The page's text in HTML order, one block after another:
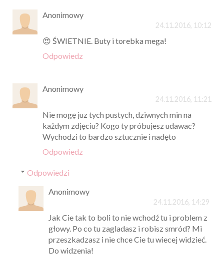
Anonimowy
24.11.2016, 10:12
😍 ŚWIETNIE. Buty i torebka mega!
Odpowiedz
Anonimowy
24.11.2016, 11:21
Nie mogę juz tych pustych, dziwnych min na
każdym zdjęciu? Kogo ty próbujesz udawac?
Wychodzi to bardzo sztucznie i nadęto
Odpowiedz
Odpowiedzi
Anonimowy
24.11.2016, 14:29
Jak Cie tak to boli to nie wchodź tu i problem z
głowy. Po co tu zagladasz i robisz smród? Mi
przeszkadzasz i nie chce Cie tu wiecej widzieć.
Do widzenia!